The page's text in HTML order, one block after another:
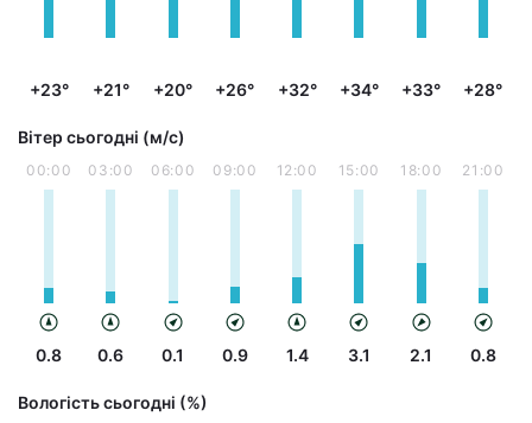
+23° +21° +20° +26° +32° +34° +33° +28°
Вітер сьогодні (м/с)
00:00
0.8
03:00
0.6
06:00
0.1
09:00
0.9
12:00
1.4
15:00
3.1
18:00
2.1
21:00
0.8
Вологість сьогодні (%)